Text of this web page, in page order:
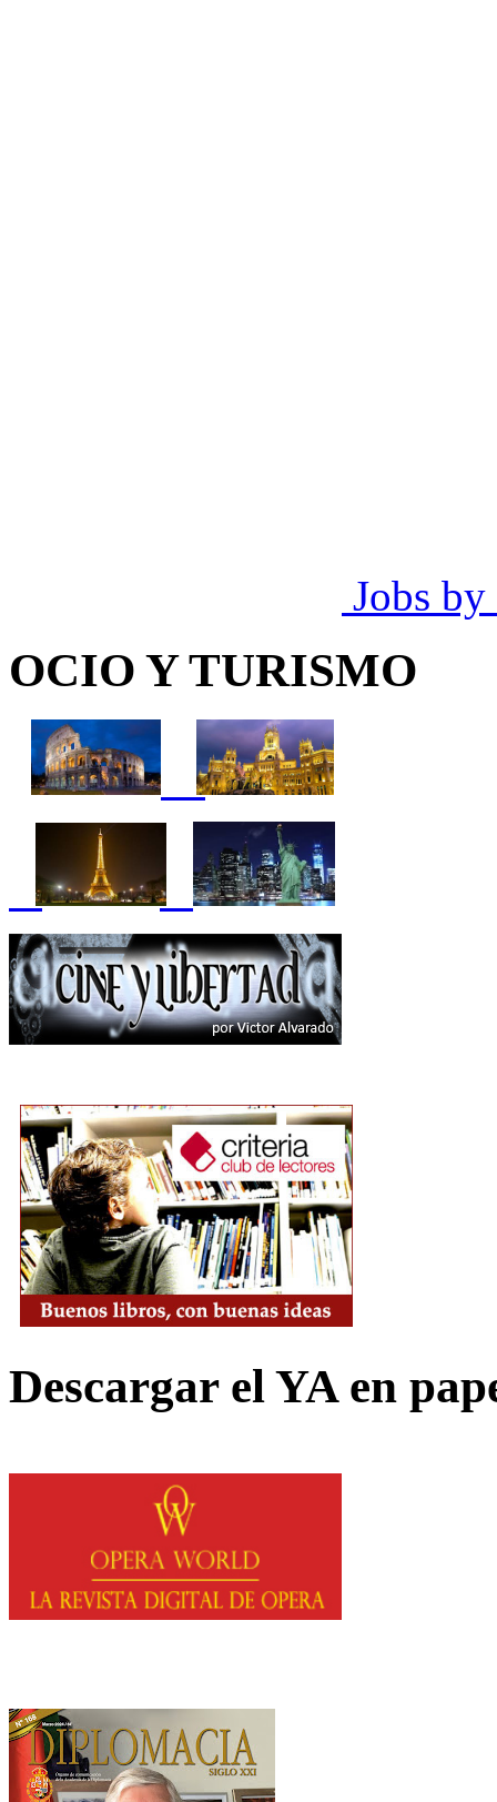
Jobs by
OCIO Y TURISMO
Descargar el YA en